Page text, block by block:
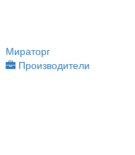
Мираторг
Производители